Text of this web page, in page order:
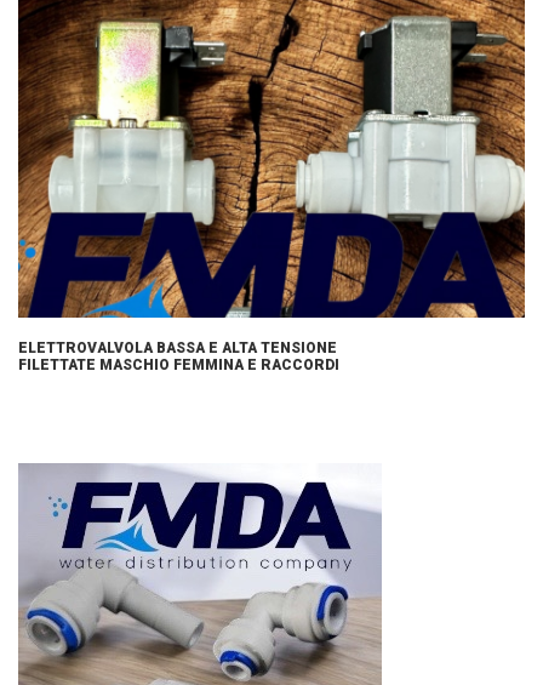
ELETTROVALVOLA BASSA E ALTA TENSIONE
FILETTATE MASCHIO FEMMINA E RACCORDI